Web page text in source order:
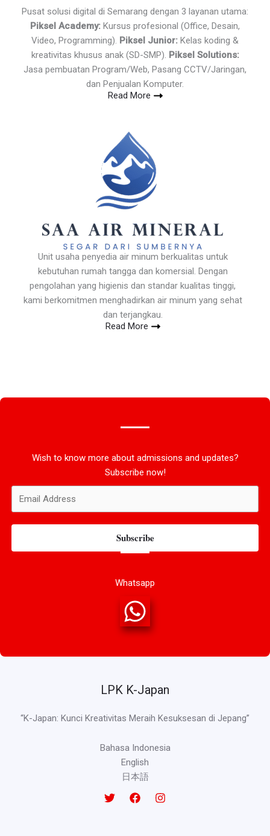
Pusat solusi digital di Semarang dengan 3 layanan utama:
Piksel Academy: Kursus profesional (Office, Desain,
Video, Programming). Piksel Junior: Kelas koding &
kreativitas khusus anak (SD-SMP). Piksel Solutions:
Jasa pembuatan Program/Web, Pasang CCTV/Jaringan,
dan Penjualan Komputer.
Read More
Unit usaha penyedia air minum berkualitas untuk
kebutuhan rumah tangga dan komersial. Dengan
pengolahan yang higienis dan standar kualitas tinggi,
kami berkomitmen menghadirkan air minum yang sehat
dan terjangkau.
Read More
Wish to know more about admissions and updates?
Subscribe now!
Subscribe
Whatsapp
LPK K-Japan
“K-Japan: Kunci Kreativitas Meraih Kesuksesan di Jepang”
Bahasa Indonesia
English
日本語